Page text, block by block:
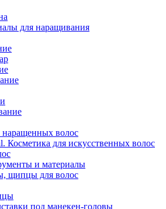
для наращивания
волос
Косметика для искусственных волос
и материалы
щипцы для волос
под манекен-головы